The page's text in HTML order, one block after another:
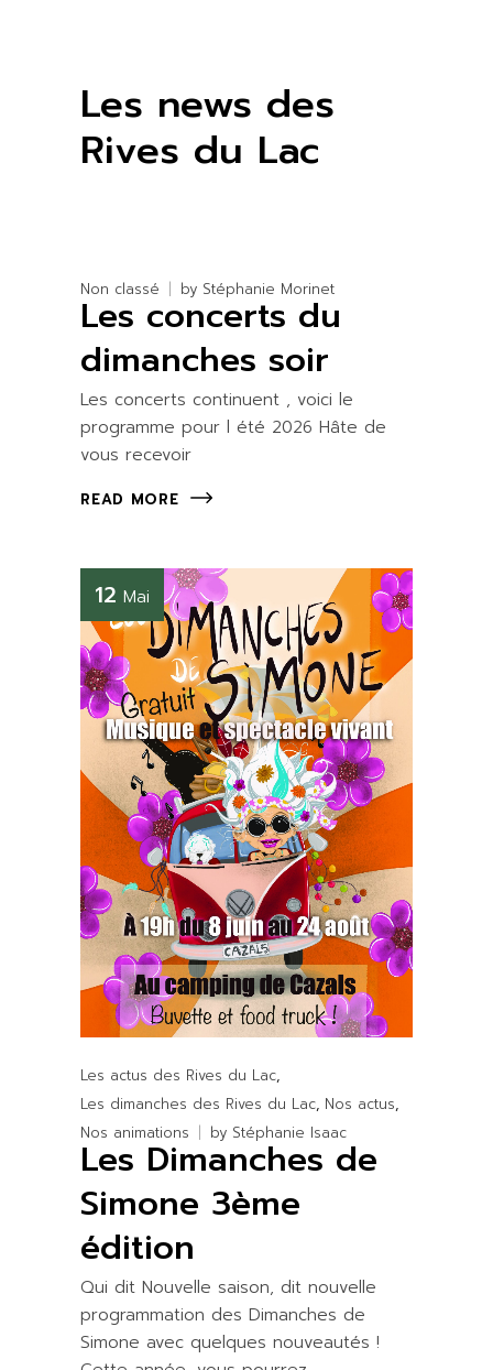
Les news des
Rives du Lac
Non classé by Stéphanie Morinet
Les concerts du
dimanches soir
Les concerts continuent , voici le
programme pour l été 2026 Hâte de
vous recevoir
READ MORE
12 Mai
Les actus des Rives du Lac
Les dimanches des Rives du Lac Nos actus
Nos animations
by Stéphanie Isaac
Les Dimanches de
Simone 3ème
édition
Qui dit Nouvelle saison, dit nouvelle
programmation des Dimanches de
Simone avec quelques nouveautés !